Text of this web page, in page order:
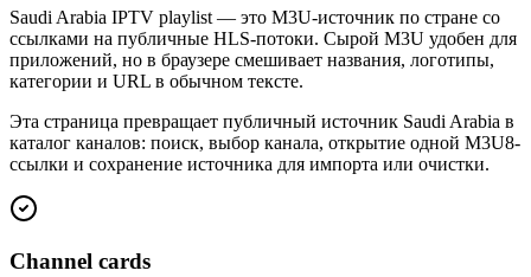
Saudi Arabia IPTV playlist — это M3U-источник по стране со
ссылками на публичные HLS-потоки. Сырой M3U удобен для
приложений, но в браузере смешивает названия, логотипы,
категории и URL в обычном тексте.
Эта страница превращает публичный источник Saudi Arabia в
каталог каналов: поиск, выбор канала, открытие одной M3U8-
ссылки и сохранение источника для импорта или очистки.
Channel cards